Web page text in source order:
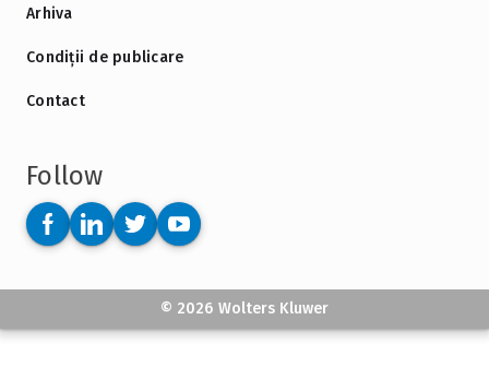
Arhiva
Condiții de publicare
Contact
Follow
© 2026 Wolters Kluwer